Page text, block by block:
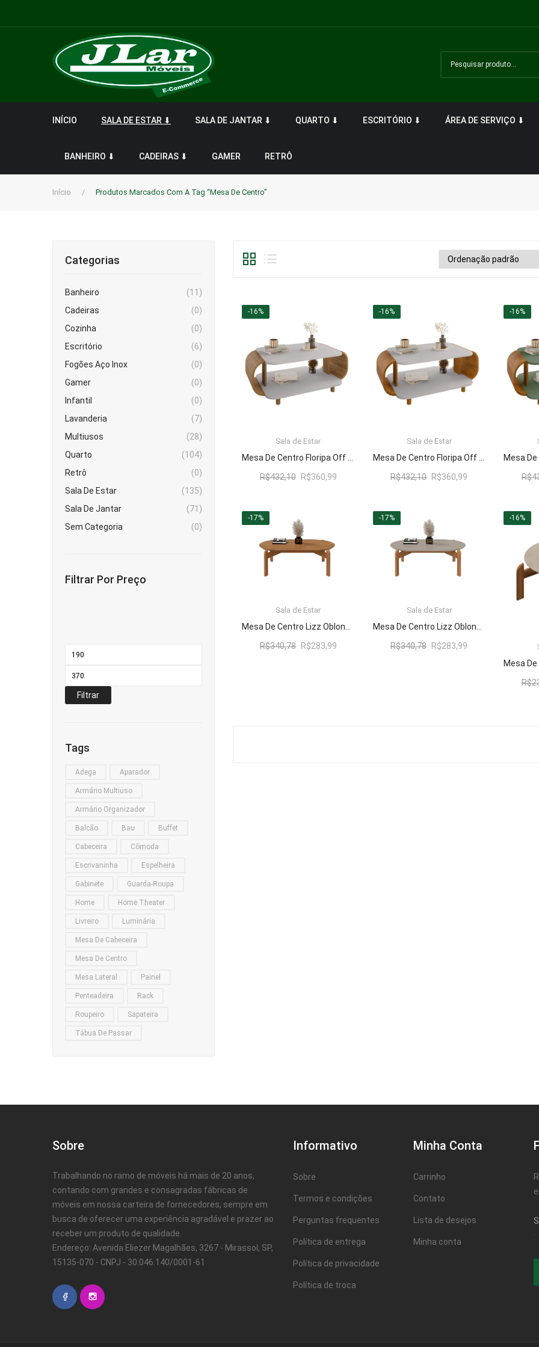
INÍCIO SALA DE ESTAR ⬇ SALA DE JANTAR ⬇ QUARTO ⬇ ESCRITÓRIO ⬇ ÁREA DE SERVIÇO ⬇
BANHEIRO ⬇ CADEIRAS ⬇ GAMER RETRÔ
Início / Produtos Marcados Com A Tag “Mesa De Centro”
Categorias
Banheiro
(11)
Cadeiras
(0)
Cozinha
(0)
Escritório
(6)
Fogões Aço Inox
(0)
Gamer
(0)
Infantil
(0)
Lavanderia
(7)
Multiusos
(28)
Quarto
(104)
Retrô
(0)
Sala De Estar
(135)
Sala De Jantar
(71)
Sem Categoria
(0)
Filtrar Por Preço
Preço
Preço
máximoFiltrar
Tags
Adega Aparador
Armário Multiuso
Armário Organizador
Balcão Bau Buffet
Cabeceira Cômoda
Escrivaninha Espelheira
Gabinete Guarda-Roupa
Home Home Theater
Livreiro Luminária
Mesa De Cabeceira
Mesa De Centro
Mesa Lateral Painel
Penteadeira Rack
Roupeiro Sapateira
Tábua De Passar
-16%
Sala de Estar
R$432,10 O
R$432,10.
R$360,99O
R$360,99.
LER MAIS
-16%
Sala de Estar
R$432,10 O
R$432,10.
R$360,99
R$360,99.
LER MAIS
-16%
R$
-17%
Sala de Estar
R$340,78 O
R$283,99O
LER MAIS
-17%
Sala de Estar
R$340,78 O
R$283,99
LER MAIS
-16%
R$
Sobre
Trabalhando no ramo de móveis há mais de 20 anos,
contando com grandes e consagradas fábricas de
móveis em nossa carteira de fornecedores, sempre em
busca de oferecer uma experiência agradável e prazer ao
receber um produto de qualidade.
Endereço: Avenida Eliezer Magalhães, 3267 - Mirassol, SP,
15135-070 - CNPJ - 30.046.140/0001-61
Informativo
Sobre
Termos e condições
Perguntas frequentes
Política de entrega
Política de privacidade
Política de troca
Minha Conta
Carrinho
Contato
Lista de desejos
Minha conta